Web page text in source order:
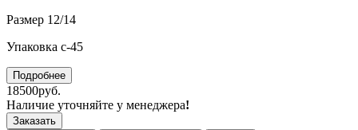
Размер 12/14
Упаковка с-45
Подробнее
18500руб.
Наличие уточняйте у менеджера!
Заказать